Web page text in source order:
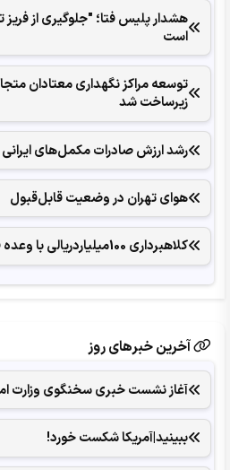
هشدار پلیس فتا؛ "جلوگیری از فریز
است
توسعه مراکز نگهداری معتادان
زیرساخت شد
رشد ارزش صادرات مکمل‌های ایرانی به 2.8 میلیون
هوای تهران در وضعیت قابل‌قبول
کلاهبرداری 100میلیاردریالی با وعده فروش لوازم خانگی ارزان
آخرین خبرهای روز
آغاز نشست خبری سخنگوی وزارت
ببینید|آمریکا شکست خورد!